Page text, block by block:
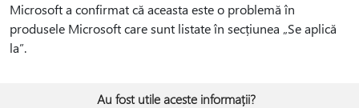
Microsoft a confirmat că aceasta este o problemă în
produsele Microsoft care sunt listate în secțiunea „Se aplică
la”.
Au fost utile aceste informații?